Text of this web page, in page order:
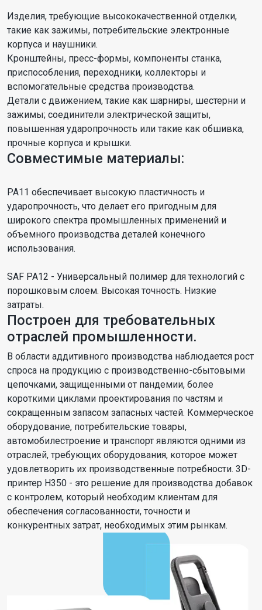
Изделия, требующие высококачественной отделки,
такие как зажимы, потребительские электронные
корпуса и наушники.
Кронштейны, пресс-формы, компоненты станка,
приспособления, переходники, коллекторы и
вспомогательные средства производства.
Детали с движением, такие как шарниры, шестерни и
зажимы; соединители электрической защиты,
повышенная ударопрочность или такие как обшивка,
прочные корпуса и крышки.
Совместимые материалы:
PA11 обеспечивает высокую пластичность и
ударопрочность, что делает его пригодным для
широкого спектра промышленных применений и
объемного производства деталей конечного
использования.
SAF PA12 - Универсальный полимер для технологий с
порошковым слоем. Высокая точность. Низкие
затраты.
Построен для требовательных
отраслей промышленности.
В области аддитивного производства наблюдается рост
спроса на продукцию с производственно-сбытовыми
цепочками, защищенными от пандемии, более
короткими циклами проектирования по частям и
сокращенным запасом запасных частей. Коммерческое
оборудование, потребительские товары,
автомобилестроение и транспорт являются одними из
отраслей, требующих оборудования, которое может
удовлетворить их производственные потребности. 3D-
принтер H350 - это решение для производства добавок
с контролем, который необходим клиентам для
обеспечения согласованности, точности и
конкурентных затрат, необходимых этим рынкам.